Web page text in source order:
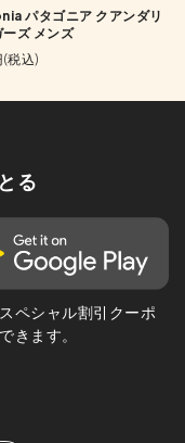
パタゴニア クアンダリ
ーズ メンズ
税込)
る
ペシャル割引クーポ
きます。